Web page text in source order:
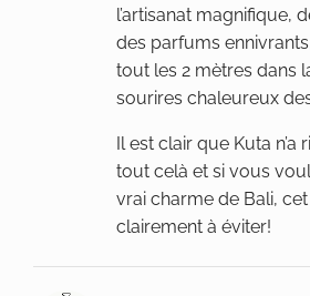
l’artisanat magnifique,
des parfums
tout les 2 mètres dans
sourires chaleureux
Il est clair que Kuta n’a
tout celà et si vous
vrai charme de Bali,
clairement à éviter!